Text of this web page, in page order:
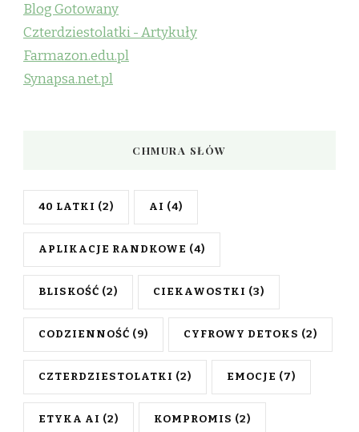
Blog Gotowany
Czterdziestolatki - Artykuły
Farmazon.edu.pl
Synapsa.net.pl
CHMURA SŁÓW
40 LATKI (2) AI (4)
APLIKACJE RANDKOWE (4)
BLISKOŚĆ (2) CIEKAWOSTKI (3)
CODZIENNOŚĆ (9) CYFROWY DETOKS (2)
CZTERDZIESTOLATKI (2) EMOCJE (7)
ETYKA AI (2) KOMPROMIS (2)